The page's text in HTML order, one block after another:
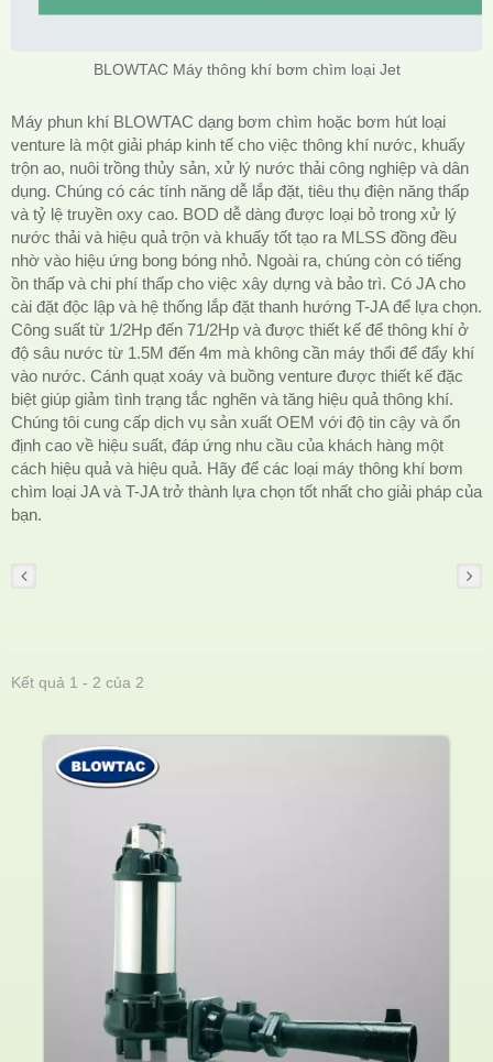
BLOWTAC Máy thông khí bơm chìm loại Jet
Máy phun khí BLOWTAC dạng bơm chìm hoặc bơm hút loại
venture là một giải pháp kinh tế cho việc thông khí nước, khuấy
trộn ao, nuôi trồng thủy sản, xử lý nước thải công nghiệp và dân
dụng. Chúng có các tính năng dễ lắp đặt, tiêu thụ điện năng thấp
và tỷ lệ truyền oxy cao. BOD dễ dàng được loại bỏ trong xử lý
nước thải và hiệu quả trộn và khuấy tốt tạo ra MLSS đồng đều
nhờ vào hiệu ứng bong bóng nhỏ. Ngoài ra, chúng còn có tiếng
ồn thấp và chi phí thấp cho việc xây dựng và bảo trì. Có JA cho
cài đặt độc lập và hệ thống lắp đặt thanh hướng T-JA để lựa chọn.
Công suất từ 1/2Hp đến 71/2Hp và được thiết kế để thông khí ở
độ sâu nước từ 1.5M đến 4m mà không cần máy thổi để đẩy khí
vào nước. Cánh quạt xoáy và buồng venture được thiết kế đặc
biệt giúp giảm tình trạng tắc nghẽn và tăng hiệu quả thông khí.
Chúng tôi cung cấp dịch vụ sản xuất OEM với độ tin cậy và ổn
định cao về hiệu suất, đáp ứng nhu cầu của khách hàng một
cách hiệu quả và hiệu quả. Hãy để các loại máy thông khí bơm
chìm loại JA và T-JA trở thành lựa chọn tốt nhất cho giải pháp của
bạn.
Kết quả 1 - 2 của 2